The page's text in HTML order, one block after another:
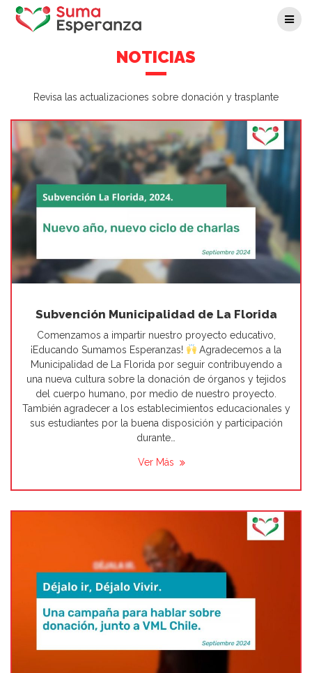
NOTICIAS
Revisa las actualizaciones sobre donación y trasplante
Subvención Municipalidad de La Florida
Comenzamos a impartir nuestro proyecto educativo,
¡Educando Sumamos Esperanzas!
Agradecemos a la
Municipalidad de La Florida por seguir contribuyendo a
una nueva cultura sobre la donación de órganos y tejidos
del cuerpo humano, por medio de nuestro proyecto.
También agradecer a los establecimientos educacionales y
sus estudiantes por la buena disposición y participación
durante…
Ver Más